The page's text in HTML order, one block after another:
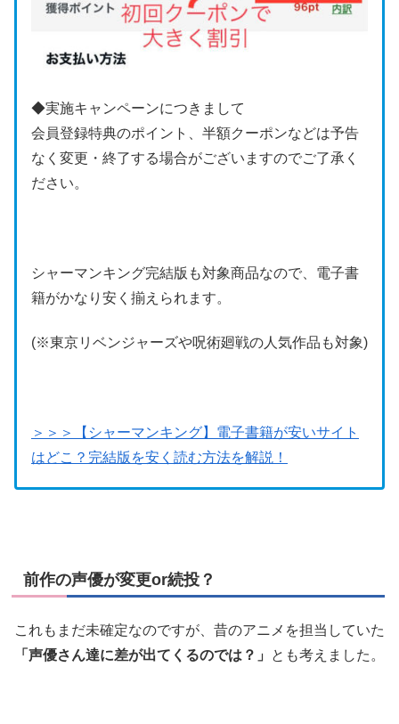
◆実施キャンペーンにつきまして
会員登録特典のポイント、半額クーポンなどは予告
なく変更・終了する場合がございますのでご了承く
ださい。
シャーマンキング完結版も対象商品なので、電子書
籍がかなり安く揃えられます。
(※東京リベンジャーズや呪術廻戦の人気作品も対象)
＞＞＞【シャーマンキング】電子書籍が安いサイト
はどこ？完結版を安く読む方法を解説！
前作の声優が変更or続投？
これもまだ未確定なのですが、昔のアニメを担当していた
「声優さん達に差が出てくるのでは？」
とも考えました。